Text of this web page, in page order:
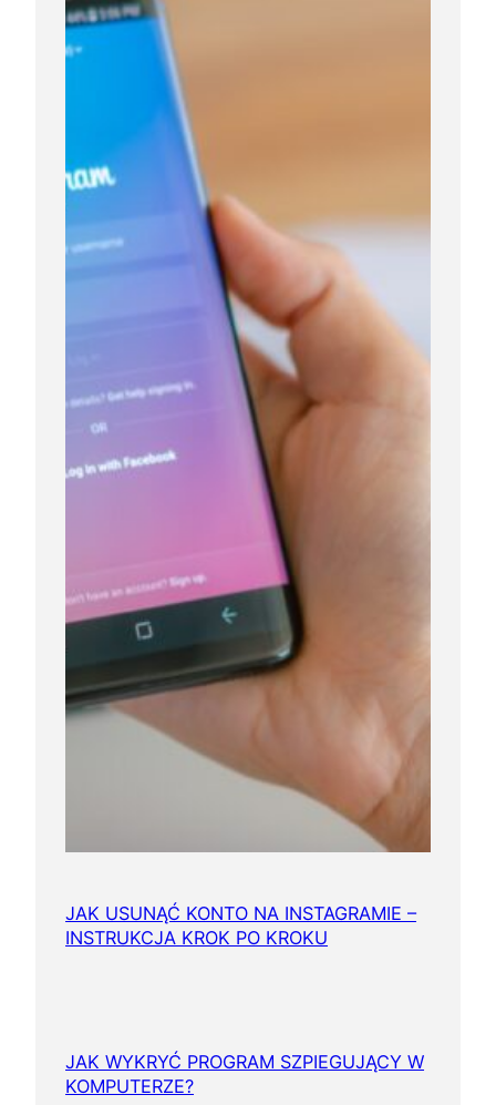
JAK USUNĄĆ KONTO NA INSTAGRAMIE –
INSTRUKCJA KROK PO KROKU
JAK WYKRYĆ PROGRAM SZPIEGUJĄCY W
KOMPUTERZE?